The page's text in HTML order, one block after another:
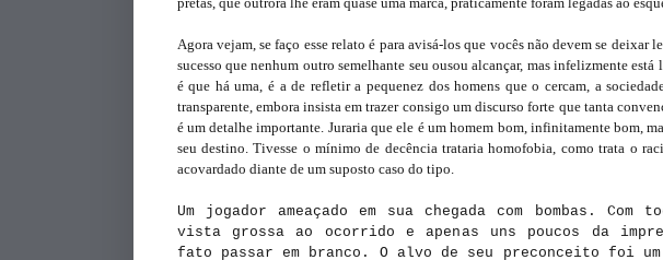
Agora vejam, se faço esse relato é para avisá-los que vocês não devem se deixar
sucesso que nenhum outro semelhante seu ousou alcançar, mas infelizmente
é que há uma, é a de refletir a pequenez dos homens que o cercam, a
transparente, embora insista em trazer consigo um discurso forte que tanta
é um detalhe importante. Juraria que ele é um homem bom, infinitamente bom,
seu destino.Tivesse o mínimo de decência trataria homofobia, como trata o
acovardado diante de um suposto caso do tipo.
Um jogador ameaçado em sua chegada com bombas.
vista grossa ao ocorrido e apenas uns poucos da
fato passar em branco. O alvo de seu preconceito foi